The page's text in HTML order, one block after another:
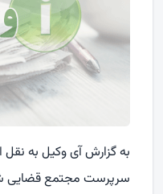
به گزارش آی وکیل به
سرپرست مجتمع قضایی